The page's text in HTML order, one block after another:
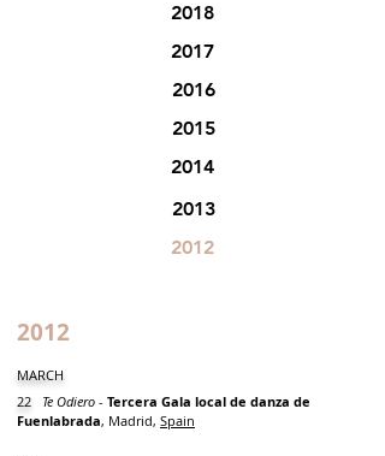
2018
2017
2016
2015
2014
2013
2012
2012
MARCH
22
Te Odiero - Tercera Gala local de danza de
Fuenlabrada, Madrid, Spain